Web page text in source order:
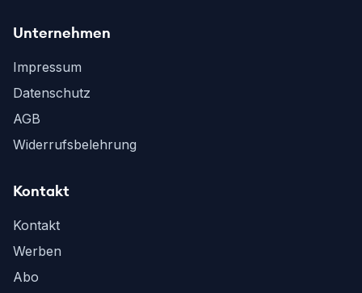
Unternehmen
Impressum
Datenschutz
AGB
Widerrufsbelehrung
Kontakt
Kontakt
Werben
Abo